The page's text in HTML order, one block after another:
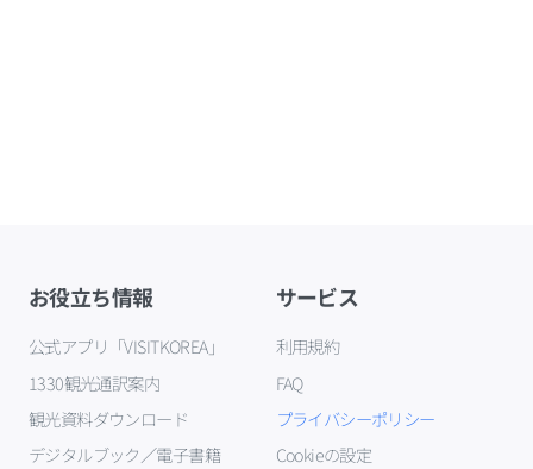
お役立ち情報
公式アプリ「VISITKOREA」
1330観光通訳案内
観光資料ダウンロード
デジタルブック／電子書籍
サービス
利用規約
FAQ
プライバシーポリシー
Cookieの設定